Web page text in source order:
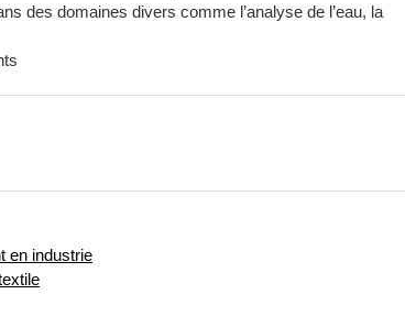
des domaines divers comme l’analyse de l’eau, la
en industrie